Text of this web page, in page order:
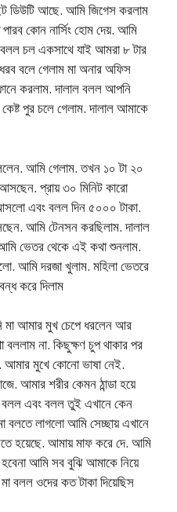
ডিউটি আছে. আমি জিগেস করলাম
কোন নার্সিং হোম দেয়. আমি
চল একসাথে যাই আমরা ৮ টার
বলে গেলাম মা অনার অফিস
করলাম. দালাল বলল আপনি
পুর চলে গেলাম. দালাল আমাকে
আমি গেলাম. তখন ১০ টা ২০
প্রায় ৩০ মিনিট কারো
এবং বলল দিন ৫০০০ টাকা.
আমি টেনসন করছিলাম. দালাল
ভেতর থেকে এই কথা শুনলাম.
আমি দরজা খুলাম. মহিলা ভেতরে
করে দিলাম
মা আমার মুখ চেপে ধরলেন আর
না. কিছুক্ষণ চুপ থাকার পর
আমার মুখে কোনো ভাষা নেই.
আমার শরীর কেমন ঠান্ডা হয়ে
বলল এবং বলল তুই এখানে কেন
লাগলো আমি সেচ্ছায় এখানে
হয়েছে. আমায় মাফ করে দে. আমি
আমি সব বুঝি আমাকে নিয়ে
বলল ওদের কত টাকা দিয়েছিস